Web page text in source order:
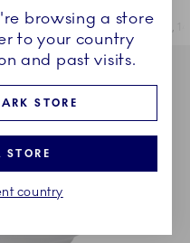
Hvid Helblonde skål på fod,
browsing a store
to your country
and past visits.
STORE
country